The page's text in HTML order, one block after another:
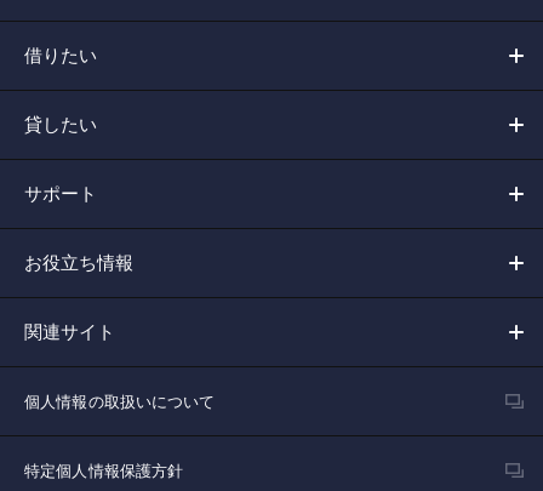
借りたい
貸したい
サポート
お役立ち情報
関連サイト
個人情報の取扱いについて
特定個人情報保護方針